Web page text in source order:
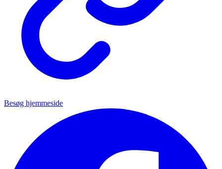
Besøg hjemmeside